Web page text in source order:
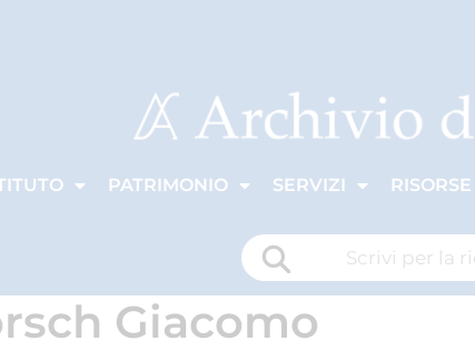
PATRIMONIO SERVIZI
Giacomo